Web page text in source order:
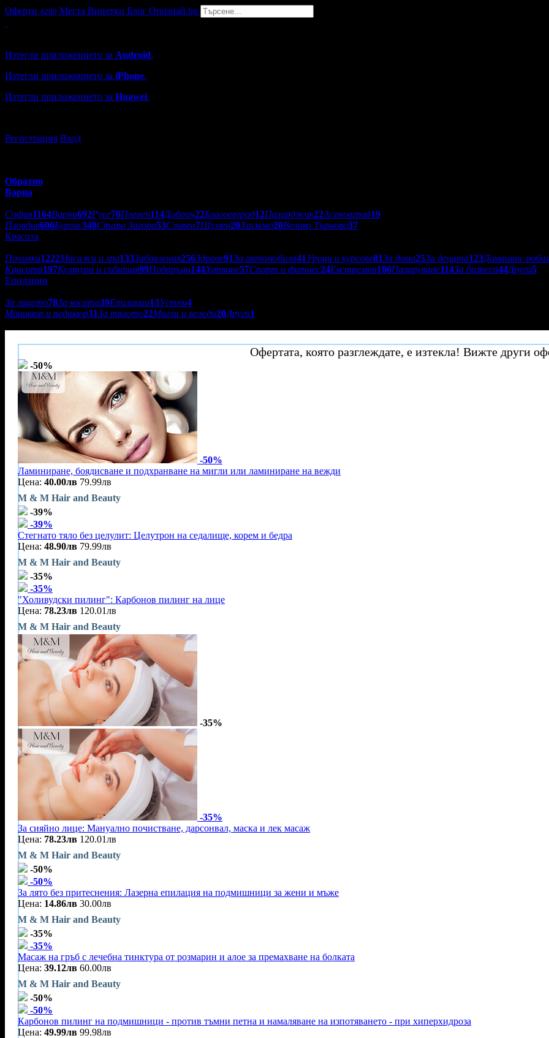
Оферти 4289 Места Винетки Блог Опознай.bg
Изтегли приложението за Android.
Изтегли приложението за iPhone.
Изтегли приложението за Huawei.
Регистрация Вход
Обратно
Варна
София1164Варна692Русе70Плевен114Добрич22Благоевград12Пазарджик22Асеновград19
Пловдив606Бургас348Стара Загора53Сливен7Шумен20Хасково20Велико Търново37
Красота
Почивки1222Масажи и spa133Забавления256Здраве91За автомобила41Уроци и курсове81За дома25За децата123Домашни
Красота197Култура и събития99Подаръци144Хапване57Спорт и фитнес24Екстремни106Пазаруване114За бизнеса44Други5
Епилации
За лицето78За косата39Епилации13Устни4
Маникюр и педикюр31За тялото22Мигли и вежди20Други1
Офертата, която разглеждате, е изтекла! Вижте други
-50%
-50%
Ламиниране, боядисване и подхранване на мигли или ламиниране на вежди
Цена: 40.00лв 79.99лв
M & M Hair and Beauty
-39%
-39%
Стегнато тяло без целулит: Целутрон на седалище, корем и бедра
Цена: 48.90лв 79.99лв
M & M Hair and Beauty
-35%
-35%
"Холивудски пилинг": Карбонов пилинг на лице
Цена: 78.23лв 120.01лв
M & M Hair and Beauty
-35%
-35%
За сияйно лице: Мануално почистване, дарсонвал, маска и лек масаж
Цена: 78.23лв 120.01лв
M & M Hair and Beauty
-50%
-50%
За лято без притеснения: Лазерна епилация на подмишници за жени и мъже
Цена: 14.86лв 30.00лв
M & M Hair and Beauty
-35%
-35%
Масаж на гръб с лечебна тинктура от розмарин и алое за премахване на болката
Цена: 39.12лв 60.00лв
M & M Hair and Beauty
-50%
-50%
Карбонов пилинг на подмишници - против тъмни петна и намаляване на изпотяването - при хиперхидроза
Цена: 49.99лв 99.98лв